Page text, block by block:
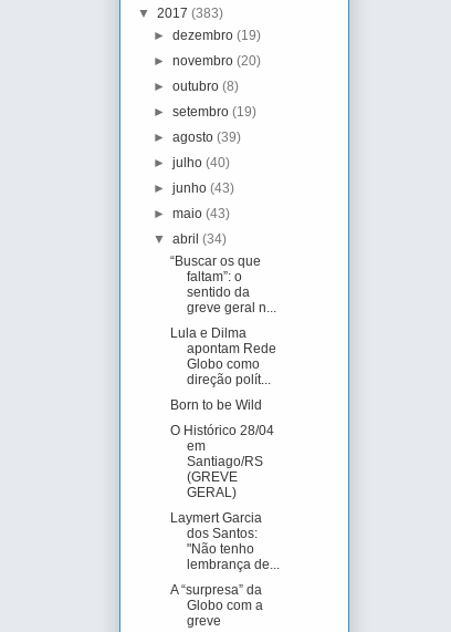
▼ 2017 (383)
►dezembro(19)
►novembro(20)
►outubro(8)
►setembro(19)
►agosto(39)
►julho(40)
►junho(43)
►maio(43)
▼abril(34)
“Buscar os que
faltam”: o
sentido da
greve geral n...
Lula e Dilma
apontam Rede
Globo como
direção polít...
Born to be Wild
O Histórico 28/04
em
Santiago/RS
(GREVE
GERAL)
Laymert Garcia
dos Santos:
"Não tenho
lembrança de...
A “surpresa” da
Globo com a
greve